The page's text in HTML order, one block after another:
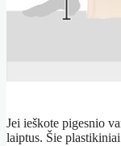
Jei ieškote pigesnio
laiptus. Šie